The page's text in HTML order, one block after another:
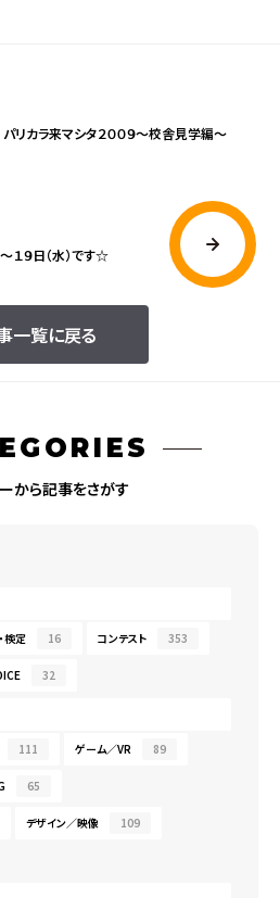
リカラ来マシタ２００９〜校舎見学編〜
一覧に戻る
１９日（水）です☆
から記事をさがす
検定 16 コンテスト 353
32
111 ゲーム／VR 89
65
デザイン／映像 109